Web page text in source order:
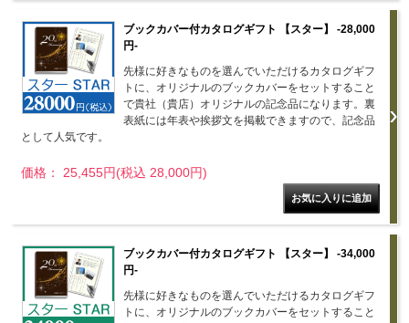
ブックカバー付カタログギフト 【スター】 -28,000
円-
先様に好きなものを選んでいただけるカタログギフ
トに、オリジナルのブックカバーをセットすること
で貴社（貴店）オリジナルの記念品になります。裏
表紙には年表や挨拶文を掲載できますので、記念品
として人気です。
価格： 25,455円(税込 28,000円)
ブックカバー付カタログギフト 【スター】 -34,000
円-
先様に好きなものを選んでいただけるカタログギフ
トに、オリジナルのブックカバーをセットすること